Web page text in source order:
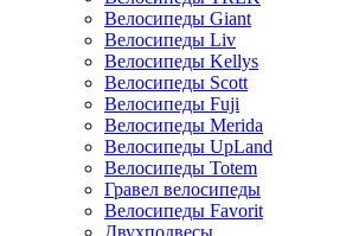
Велосипеды Giant
Велосипеды Liv
Велосипеды Kellys
Велосипеды Scott
Велосипеды Fuji
Велосипеды Merida
Велосипеды UpLand
Велосипеды Totem
Гравел велосипеды
Велосипеды Favorit
Двухподвесы